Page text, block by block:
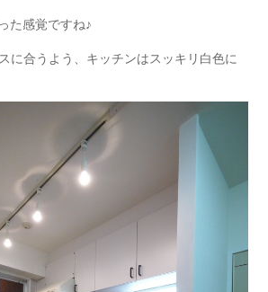
た感覚ですね♪
に合うよう、キッチンはスッキリ白色に